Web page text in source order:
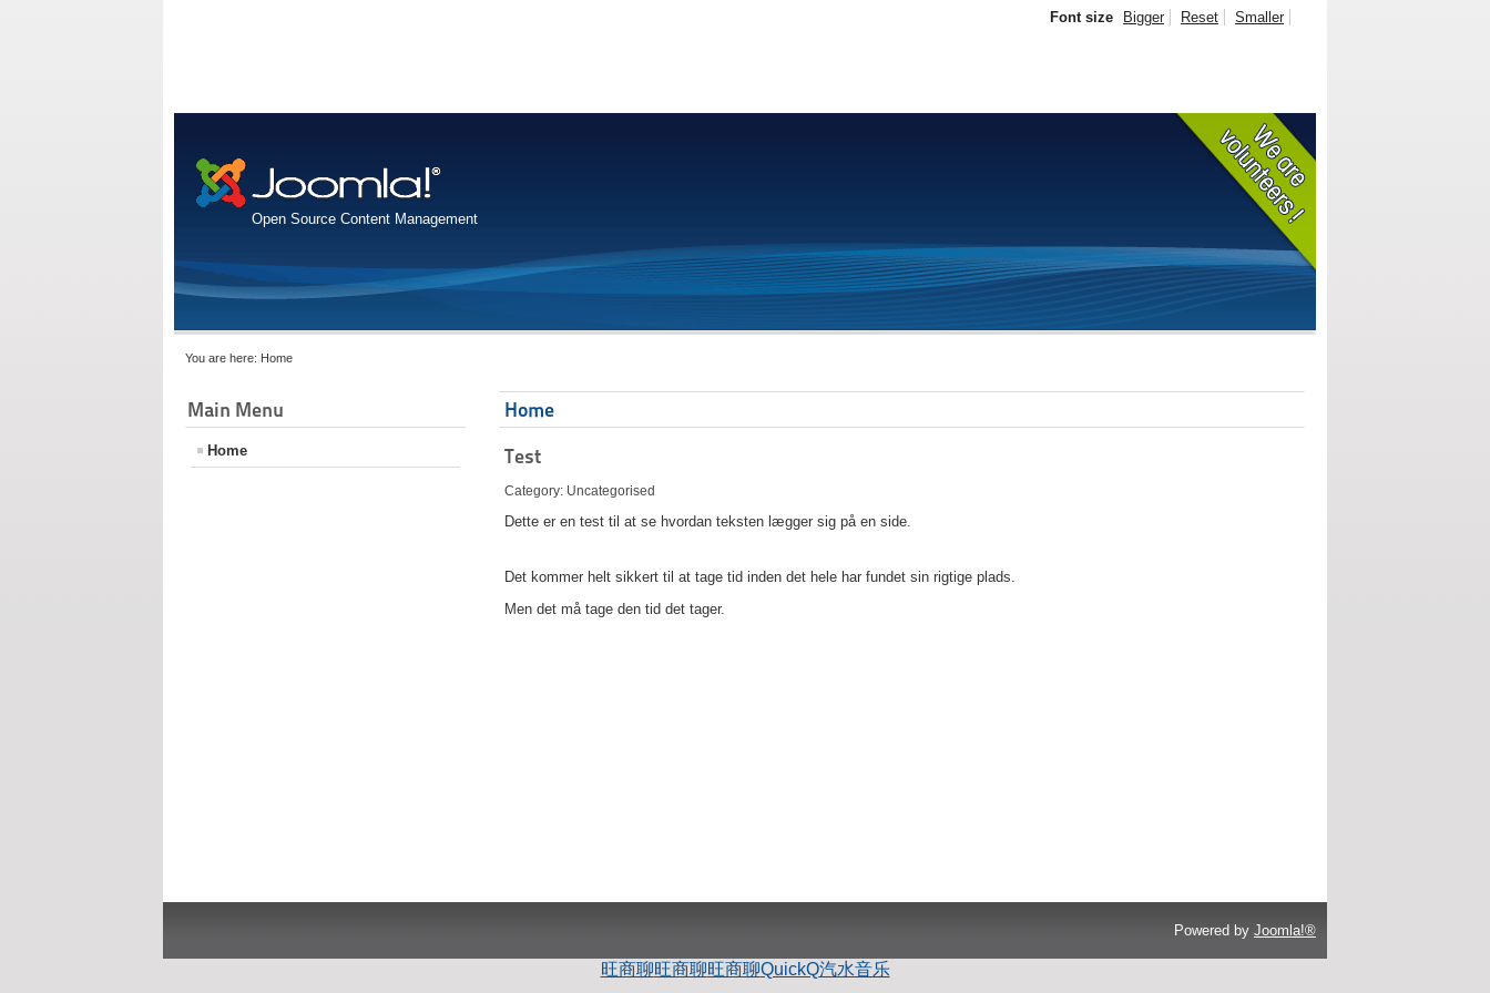
Open Source Content Management
Font size Bigger Reset Smaller
You are here: Home
Main Menu
Home
Home
Test
Category: Uncategorised
Dette er en test til at se hvordan teksten lægger sig på en side.
Det kommer helt sikkert til at tage tid inden det hele har fundet sin rigtige plads.
Men det må tage den tid det tager.
Powered by Joomla!®
旺商聊旺商聊旺商聊QuickQ汽水音乐